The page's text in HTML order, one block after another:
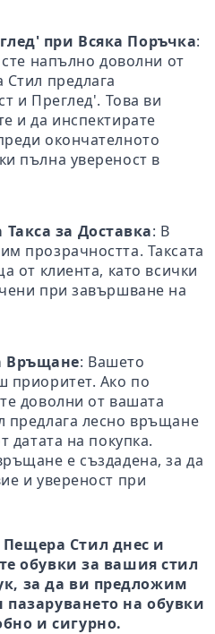
при Всяка Поръчка:
напълно доволни от
предлага
и Преглед'. Това ви
и да инспектирате
окончателното
пълна увереност в
за Доставка: В
прозрачността. Таксата
от клиента, като всички
при завършване на
Връщане: Вашето
приоритет. Ако по
доволни от вашата
предлага лесно връщане
датата на покупка.
е създадена, за да
и увереност при
Пещера Стил днес и
обувки за вашия стил
за да ви предложим
на обувки
и сигурно.